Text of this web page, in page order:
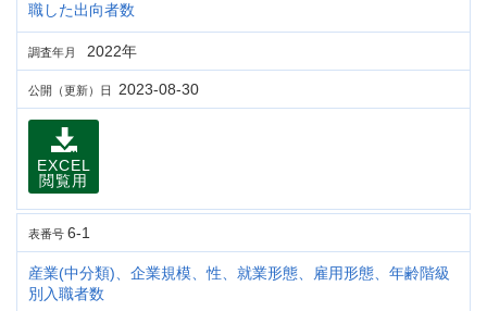
職した出向者数
調査年月 2022年
公開（更新）日 2023-08-30
EXCEL
閲覧用
表番号 6-1
産業(中分類)、企業規模、性、就業形態、雇用形態、年齢階級
別入職者数